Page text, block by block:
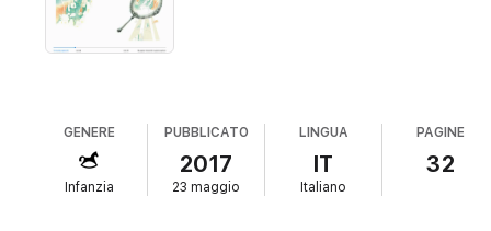
amicizia con Gerda e lo conduce nel suo gelido regno. Tocca a
Gerda, disperata per la scomparsa dell’amico, provare a
salvarlo, nonostante tutti gli ostacoli sulla sua strada e il
GENERE
Infanzia
PUBBLICATO
2017
23 maggio
LINGUA
IT
Italiano
PAGINE
32